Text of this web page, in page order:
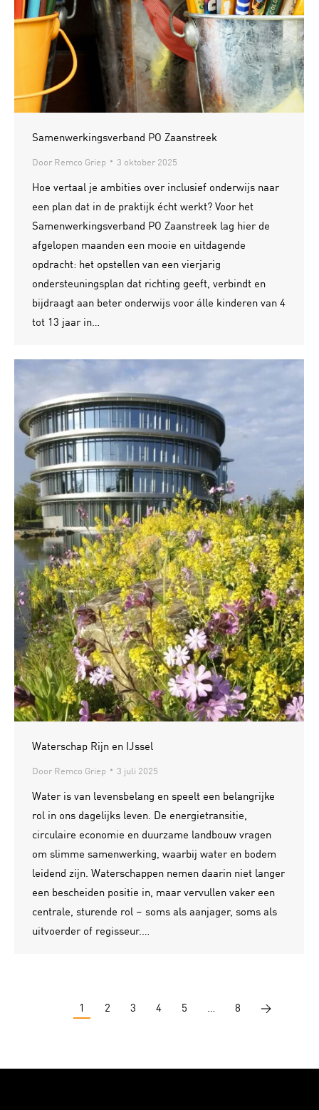
Samenwerkingsverband PO Zaanstreek
Door Remco Griep 3 oktober 2025
Hoe vertaal je ambities over inclusief onderwijs naar
een plan dat in de praktijk écht werkt? Voor het
Samenwerkingsverband PO Zaanstreek lag hier de
afgelopen maanden een mooie en uitdagende
opdracht: het opstellen van een vierjarig
ondersteuningsplan dat richting geeft, verbindt en
bijdraagt aan beter onderwijs voor álle kinderen van 4
tot 13 jaar in…
Waterschap Rijn en IJssel
Door Remco Griep 3 juli 2025
Water is van levensbelang en speelt een belangrijke
rol in ons dagelijks leven. De energietransitie,
circulaire economie en duurzame landbouw vragen
om slimme samenwerking, waarbij water en bodem
leidend zijn. Waterschappen nemen daarin niet langer
een bescheiden positie in, maar vervullen vaker een
centrale, sturende rol – soms als aanjager, soms als
uitvoerder of regisseur.…
1 2 3 4 5 … 8 →